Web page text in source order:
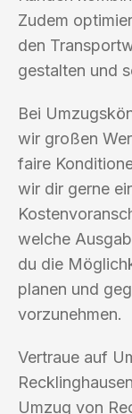
Zudem
den
gestalten und
Bei
wir großen
faire
wir dir gerne
welche
du die
planen und
vorzunehmen.
Vertraue auf
Umzug von